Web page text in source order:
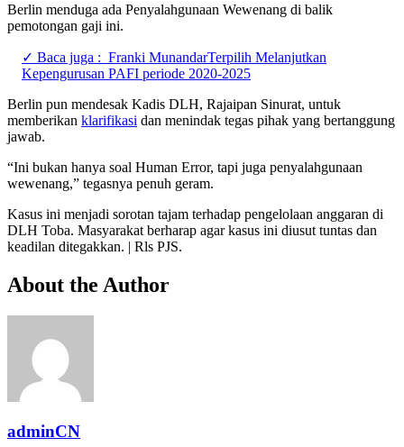
Berlin menduga ada Penyalahgunaan Wewenang di balik
pemotongan gaji ini.
✓ Baca juga : Franki MunandarTerpilih Melanjutkan
Kepengurusan PAFI periode 2020-2025
Berlin pun mendesak Kadis DLH, Rajaipan Sinurat, untuk
memberikan klarifikasi dan menindak tegas pihak yang bertanggung
jawab.
“Ini bukan hanya soal Human Error, tapi juga penyalahgunaan
wewenang,” tegasnya penuh geram.
Kasus ini menjadi sorotan tajam terhadap pengelolaan anggaran di
DLH Toba. Masyarakat berharap agar kasus ini diusut tuntas dan
keadilan ditegakkan. | Rls PJS.
About the Author
adminCN